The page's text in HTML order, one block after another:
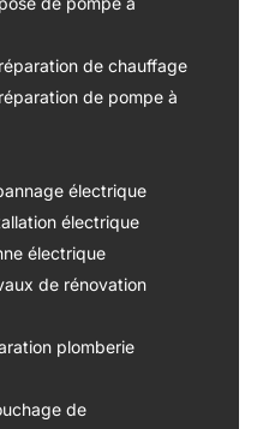
de chauffage
de pompe à
électrique
électrique
électrique
de rénovation
plomberie
de